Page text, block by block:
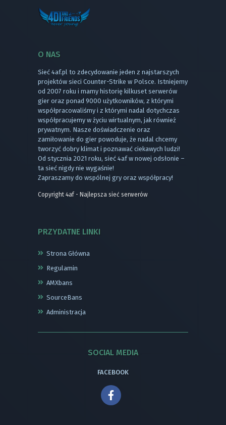
O NAS
Sieć 4af.pl to zdecydowanie jeden z najstarszych
projektów sieci Counter-Strike w Polsce. Istniejemy
od 2007 roku i mamy historię kilkuset serwerów
gier oraz ponad 9000 użytkowników, z którymi
współpracowaliśmy i z którymi nadal dotychczas
współpracujemy w życiu wirtualnym, jak również
prywatnym. Nasze doświadczenie oraz
zamiłowanie do gier powoduje, że nadal chcemy
tworzyć dobry klimat i poznawać ciekawych ludzi!
Od stycznia 2021 roku, sieć 4af w nowej odsłonie –
ta sieć nigdy nie wygaśnie!
Zapraszamy do wspólnej gry oraz współpracy!
Copyright 4af - Najlepsza sieć serwerów
PRZYDATNE LINKI
Strona Główna
Regulamin
AMXbans
SourceBans
Administracja
SOCIAL MEDIA
FACEBOOK